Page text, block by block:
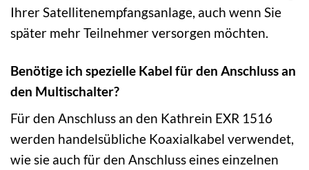
Ihrer Satellitenempfangsanlage, auch wenn Sie
später mehr Teilnehmer versorgen möchten.
Benötige ich spezielle Kabel für den Anschluss an
den Multischalter?
Für den Anschluss an den Kathrein EXR 1516
werden handelsübliche Koaxialkabel verwendet,
wie sie auch für den Anschluss eines einzelnen